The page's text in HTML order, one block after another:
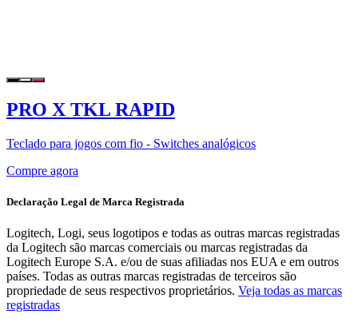
PRO X TKL RAPID
Teclado para jogos com fio - Switches analógicos
Compre agora
Declaração Legal de Marca Registrada
Logitech, Logi, seus logotipos e todas as outras marcas registradas
da Logitech são marcas comerciais ou marcas registradas da
Logitech Europe S.A. e/ou de suas afiliadas nos EUA e em outros
países. Todas as outras marcas registradas de terceiros são
propriedade de seus respectivos proprietários. Veja todas as marcas
registradas